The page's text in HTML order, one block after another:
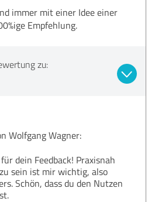
immer mit einer Idee einer
Empfehlung.
zu:
Wolfgang Wagner:
dein Feedback! Praxisnah
sein ist mir wichtig, also
Schön, dass du den Nutzen